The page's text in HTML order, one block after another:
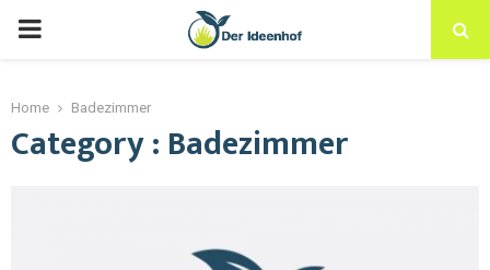
Home Badezimmer
Category : Badezimmer